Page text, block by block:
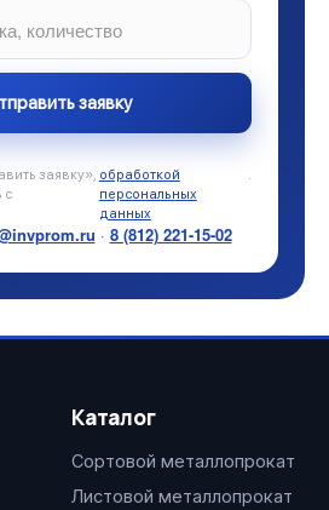
заявку»,
с
обработкой
персональных
данных
.
· 8 (812) 221-15-02
Каталог
Сортовой металлопрокат
Листовой металлопрокат